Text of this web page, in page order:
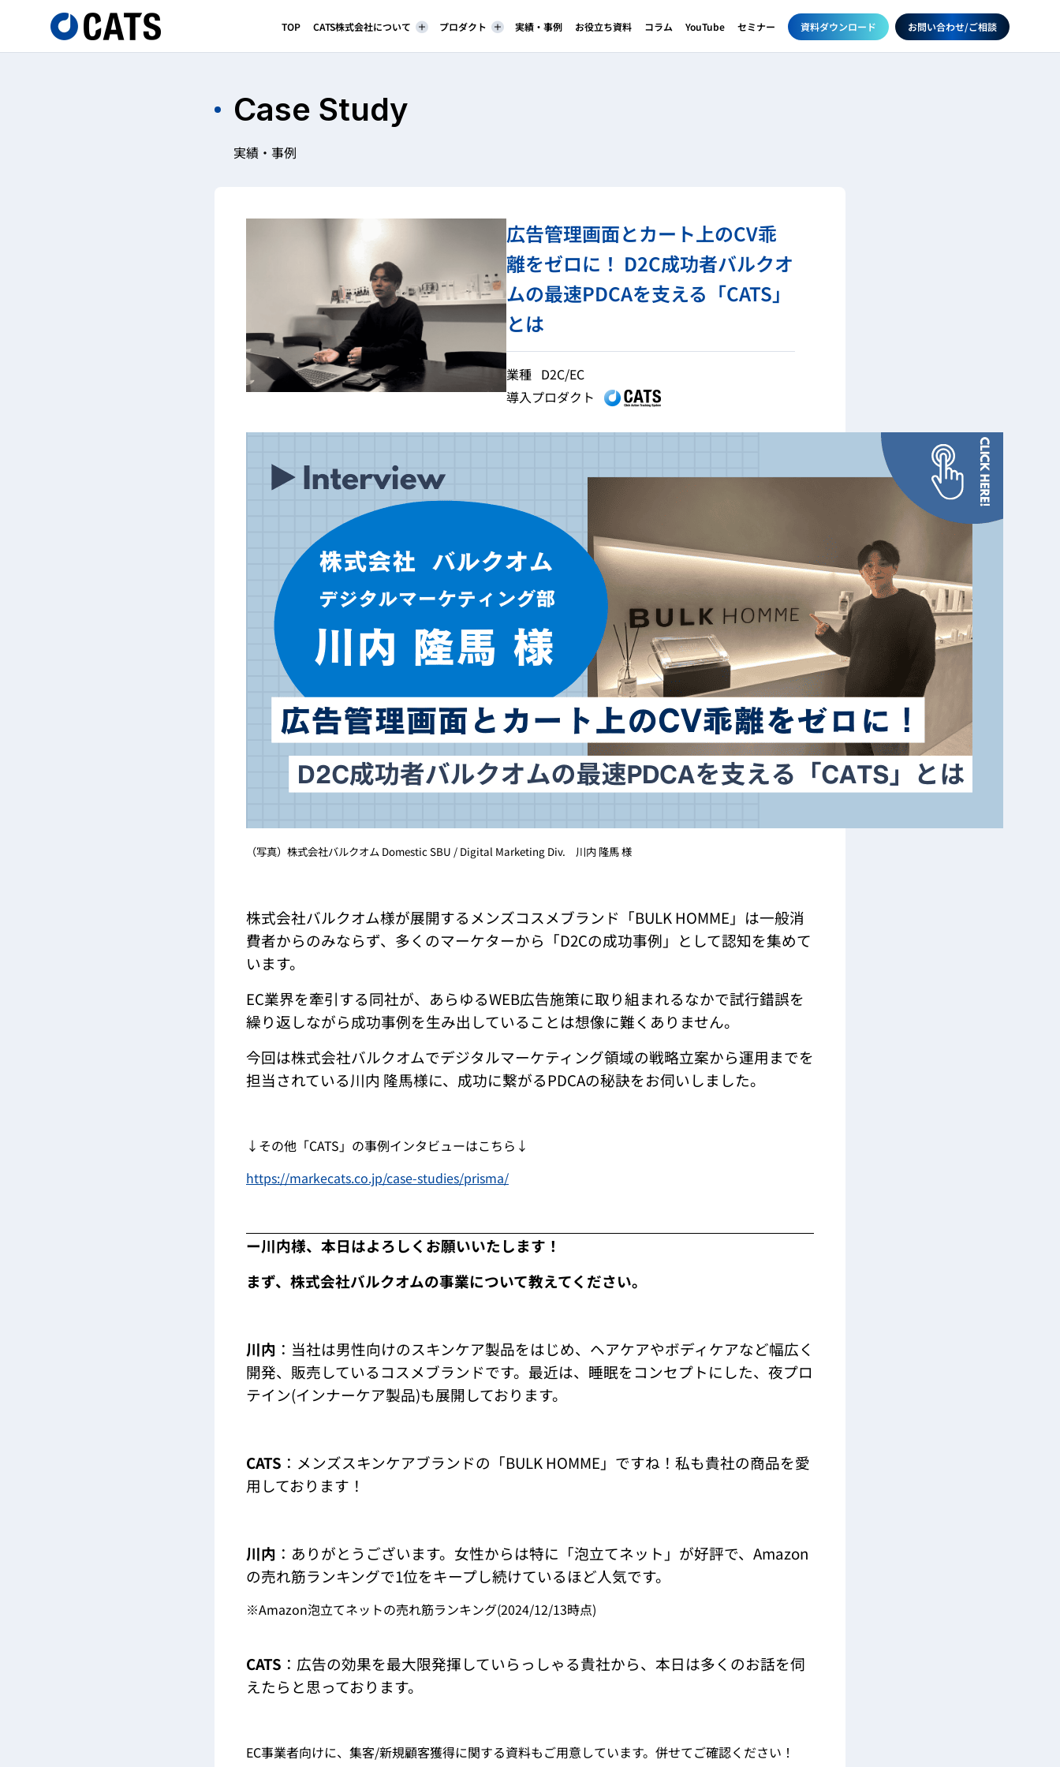
TOP CATS株式会社について プロダクト 実績・事例 お役立ち資料 コラム YouTube セミナー 資料ダウンロード お問い合わせ/ご相談
Case Study
実績・事例
広告管理画面とカート上のCV乖
離をゼロに！ D2C成功者バルクオ
ムの最速PDCAを支える「CATS」
とは
業種 D2C/EC
導入プロダクト
（写真）株式会社バルクオム Domestic SBU / Digital Marketing Div. 川内 隆馬 様
株式会社バルクオム様が展開するメンズコスメブランド「BULK HOMME」は一般消
費者からのみならず、多くのマーケターから「D2Cの成功事例」として認知を集めて
います。
EC業界を牽引する同社が、あらゆるWEB広告施策に取り組まれるなかで試行錯誤を
繰り返しながら成功事例を生み出していることは想像に難くありません。
今回は株式会社バルクオムでデジタルマーケティング領域の戦略立案から運用までを
担当されている川内 隆馬様に、成功に繋がるPDCAの秘訣をお伺いしました。
↓その他「CATS」の事例インタビューはこちら↓
https://markecats.co.jp/case-studies/prisma/
ー川内様、本日はよろしくお願いいたします！
まず、株式会社バルクオムの事業について教えてください。
川内 ：当社は男性向けのスキンケア製品をはじめ、ヘアケアやボディケアなど幅広く
開発、販売しているコスメブランドです。最近は、睡眠をコンセプトにした、夜プロ
テイン(インナーケア製品)も展開しております。
CATS ：メンズスキンケアブランドの「BULK HOMME 」ですね！私も貴社の商品を愛
用しております！
川内 ：ありがとうございます。女性からは特に「泡立てネット」が好評で、Amazon
の売れ筋ランキングで1位をキープし続けているほど人気です。
※Amazon泡立てネットの売れ筋ランキング(2024/12/13時点)
CATS ：広告の効果を最大限発揮していらっしゃる貴社から、本日は多くのお話を伺
えたらと思っております。
EC事業者向けに、集客/新規顧客獲得に関する資料もご用意しています。併せてご確認ください！